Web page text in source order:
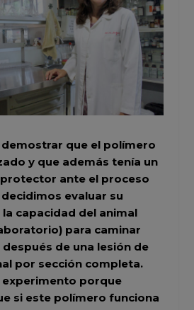
demostrar que el polímero
y que además tenía un
ante el proceso
evaluar su
capacidad del animal
para caminar
de una lesión de
por sección completa.
experimento porque
si este polímero funciona